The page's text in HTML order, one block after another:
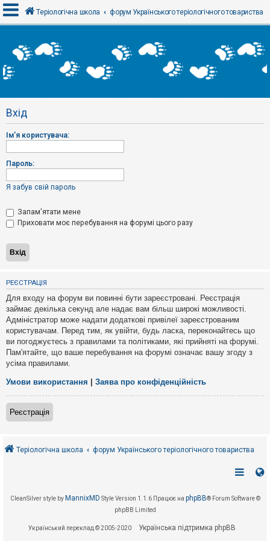
х
і
Р
є
т
р
а
і
Т
м
и
б
з
в
і
д
п
о
в
і
д
е
й
А
к
т
и
і
Теріологічна школа форум Українського теріологічного товариства
Вхід
Ім'я користувача:
Пароль:
Я забув свій пароль
Запам'ятати мене
Приховати моє перебування на форумі цього разу
РЕЄСТРАЦІЯ
Для входу на форум ви повинні бути зареєстровані. Реєстрація
займає декілька секунд але надає вам більш широкі можливості.
Адміністратор може надати додаткові привілеї зареєстрованим
користувачам. Перед тим, як увійти, будь ласка, переконайтесь що
ви погоджуєтесь з правилами та політиками, які прийняті на форумі.
Пам'ятайте, що ваше перебування на форумі означає вашу згоду з
усіма правилами.
Умови використання Заява про конфіденційність
Реєстрація
Теріологічна школа форум Українського теріологічного товариства
CleanSilver style by MannixMD Style Version 1.1.6 Працює на phpBB® Forum Software ©
phpBB Limited
Український переклад © 2005-2020 Українська підтримка phpBB